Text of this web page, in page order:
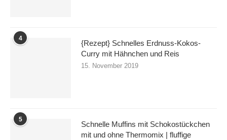
4
{Rezept} Schnelles Erdnuss-Kokos-
Curry mit Hähnchen und Reis
15. November 2019
5
Schnelle Muffins mit Schokostückchen
mit und ohne Thermomix | fluffige